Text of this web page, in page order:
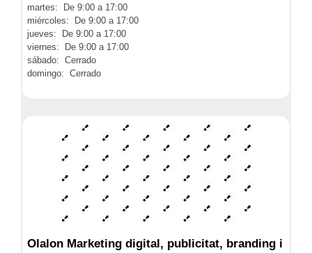
martes: De 9:00 a 17:00
miércoles: De 9:00 a 17:00
jueves: De 9:00 a 17:00
viernes: De 9:00 a 17:00
sábado: Cerrado
domingo: Cerrado
Olalon Marketing digital, publicitat, branding i